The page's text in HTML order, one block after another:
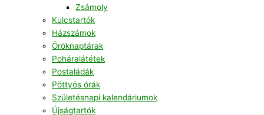
Zsámoly
Kulcstartók
Házszámok
Öröknaptárak
Poháralátétek
Postaládák
Pöttyös órák
Születésnapi kalendáriumok
Újságtartók